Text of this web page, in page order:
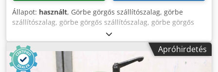
Állapot: használt, Görbe görgős szállítószalag, görbe
szállítószalag, görbe görgős szállítószalag, görbe görgős
szállítószalag, görbe görgős szállítószalag meghajtással,
görgős szállítószalag, görbe görgős szállítószalag Gyártó:
Schmid Fördertechnik, görbe görgős szállítószalag 90°-os
görbülettel és meghajtással. -Ház: Rozsdamentes acél -
Apróhirdetés